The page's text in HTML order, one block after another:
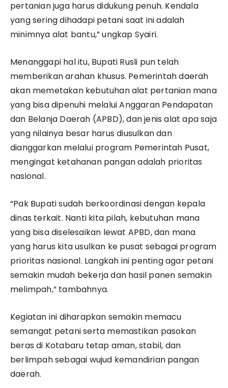
pertanian juga harus didukung penuh. Kendala
yang sering dihadapi petani saat ini adalah
minimnya alat bantu,” ungkap Syairi.
Menanggapi hal itu, Bupati Rusli pun telah
memberikan arahan khusus. Pemerintah daerah
akan memetakan kebutuhan alat pertanian mana
yang bisa dipenuhi melalui Anggaran Pendapatan
dan Belanja Daerah (APBD), dan jenis alat apa saja
yang nilainya besar harus diusulkan dan
dianggarkan melalui program Pemerintah Pusat,
mengingat ketahanan pangan adalah prioritas
nasional.
“Pak Bupati sudah berkoordinasi dengan kepala
dinas terkait. Nanti kita pilah, kebutuhan mana
yang bisa diselesaikan lewat APBD, dan mana
yang harus kita usulkan ke pusat sebagai program
prioritas nasional. Langkah ini penting agar petani
semakin mudah bekerja dan hasil panen semakin
melimpah,” tambahnya.
Kegiatan ini diharapkan semakin memacu
semangat petani serta memastikan pasokan
beras di Kotabaru tetap aman, stabil, dan
berlimpah sebagai wujud kemandirian pangan
daerah.